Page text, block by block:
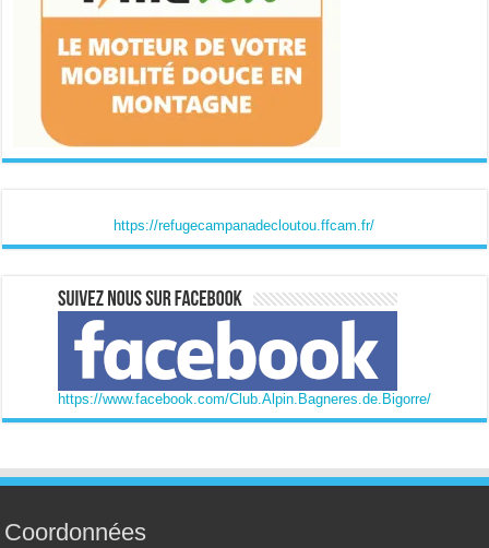
https://refugecampanadecloutou.ffcam.fr/
https://www.facebook.com/Club.Alpin.Bagneres.de.Bigorre/
Coordonnées